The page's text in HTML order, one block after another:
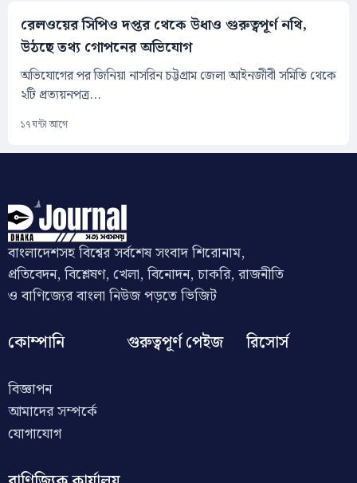
রেলওয়ের সিপিও দপ্তর থেকে উধাও গুরুত্বপূর্ণ নথি,
উঠছে তথ্য গোপনের অভিযোগ
অভিযোগের পর জিনিয়া নাসরিন চট্টগ্রাম জেলা আইনজীবী সমিতি থেকে
২টি প্রত্যয়নপত্র...
১৭ ঘন্টা আগে
বাংলাদেশসহ বিশ্বের সর্বশেষ সংবাদ শিরোনাম,
প্রতিবেদন, বিশ্লেষণ, খেলা, বিনোদন, চাকরি, রাজনীতি
ও বাণিজ্যের বাংলা নিউজ পড়তে ভিজিট
কোম্পানি
বিজ্ঞাপন
আমাদের সম্পর্কে
যোগাযোগ
গুরুত্বপূর্ণ পেইজ রিসোর্স